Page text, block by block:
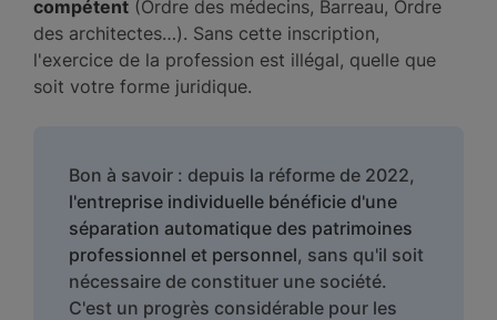
compétent (Ordre des médecins, Barreau, Ordre
des architectes…). Sans cette inscription,
l'exercice de la profession est illégal, quelle que
soit votre forme juridique.
Bon à savoir : depuis la réforme de 2022,
l'entreprise individuelle bénéficie d'une
séparation automatique des patrimoines
professionnel et personnel, sans qu'il soit
nécessaire de constituer une société.
C'est un progrès considérable pour les